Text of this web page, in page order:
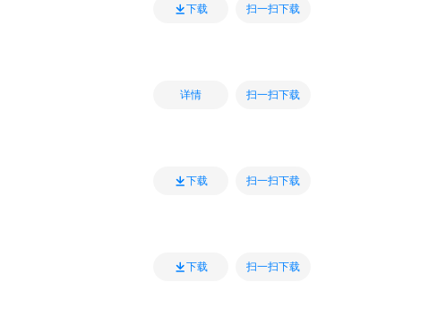
下载 扫一扫下载
详情 扫一扫下载
下载 扫一扫下载
下载 扫一扫下载